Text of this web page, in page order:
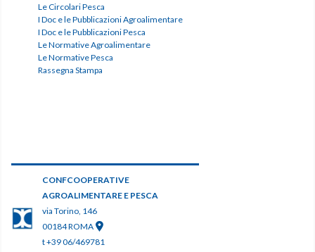
CONFCOOPERATIVE
AGROALIMENTARE E PESCA
via Torino, 146
00184 ROMA
t +39 06/469781
Le Circolari Pesca
I Doc e le Pubblicazioni Agroalimentare
I Doc e le Pubblicazioni Pesca
Le Normative Agroalimentare
Le Normative Pesca
Rassegna Stampa